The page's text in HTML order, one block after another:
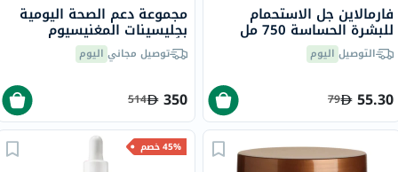
فارمالاين جل الاستحمام
للبشرة الحساسة 750 مل
التوصيل اليوم
55.30
79
مجموعة دعم الصحة اليومية
بجليسينات المغنيسيوم
وأوميغا 3
توصيل مجاني اليوم
350
514
45% خصم